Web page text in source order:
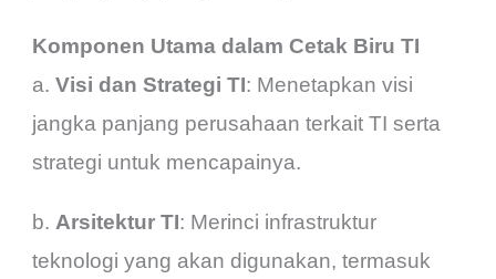
Komponen Utama dalam Cetak Biru TI
a.Visi dan Strategi TI: Menetapkan visi
jangka panjang perusahaan terkait TI serta
strategi untuk mencapainya.
b. Arsitektur TI: Merinci infrastruktur
teknologi yang akan digunakan, termasuk